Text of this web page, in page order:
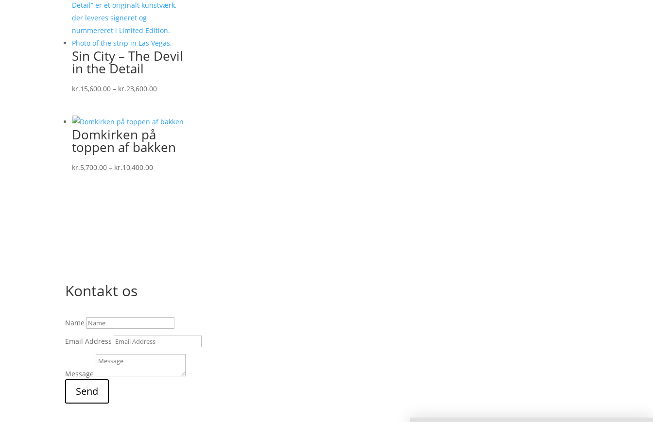
Sin City – The Devil
in the Detail
kr.15,600.00 – kr.23,600.00Prisinterval:
kr.23,600.00
Domkirken på
toppen af bakken
kr.5,700.00 – kr.10,400.00Prisinterval:
Kontakt os
Name
Email Address
Message
Send